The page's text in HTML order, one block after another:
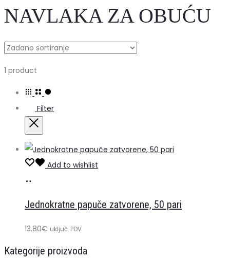
NAVLAKA ZA OBUĆU
1 product
rezultat
Filter
Add to wishlist
košaricu
Jednokratne papuče zatvorene, 50 pari
13.80€ uključ. PDV
Kategorije proizvoda